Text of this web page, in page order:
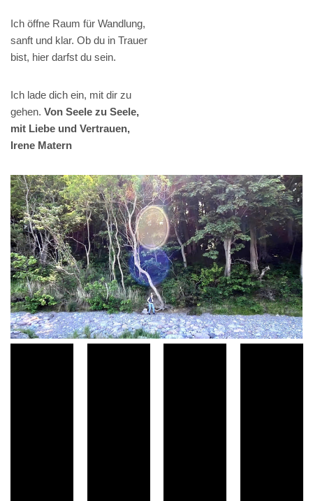
Ich öffne Raum für Wandlung,
sanft und klar. Ob du in Trauer
bist, hier darfst du sein.
Ich lade dich ein, mit dir zu
gehen. Von Seele zu Seele,
mit Liebe und Vertrauen,
Irene Matern